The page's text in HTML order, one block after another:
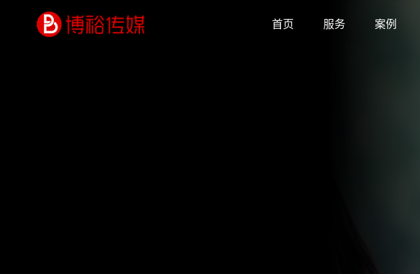
首页 服务 案例